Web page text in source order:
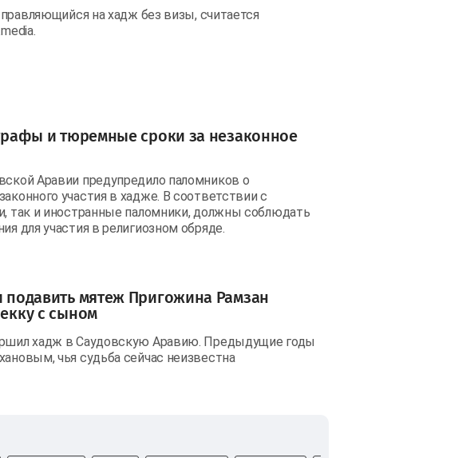
на хадж без визы, считается
и тюремные сроки за незаконное
Аравии предупредило паломников о
участия в хадже. В соответствии с
так и иностранные паломники, должны соблюдать
для участия в религиозном обряде.
мятеж Пригожина Рамзан
с сыном
хадж в Саудовскую Аравию. Предыдущие годы
чья судьба сейчас неизвестна